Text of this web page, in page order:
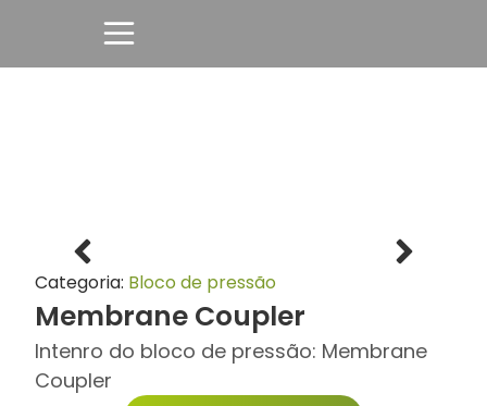
Categoria: Bloco de pressão
Membrane Coupler
Intenro do bloco de pressão: Membrane
Coupler